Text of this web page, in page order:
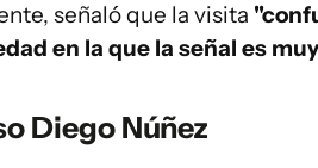
señaló que la visita
en la que la señal es
Diego Núñez